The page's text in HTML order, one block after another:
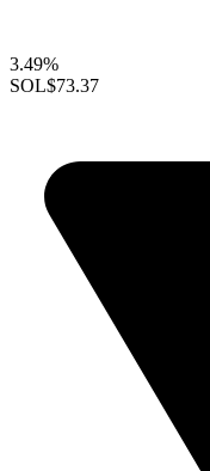
3.49%
SOL$73.37